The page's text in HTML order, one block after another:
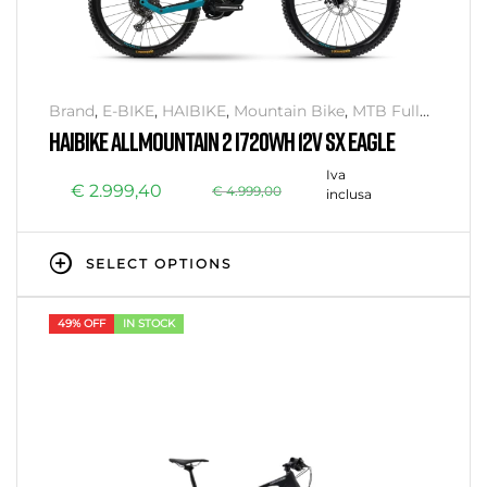
Brand, E-BIKE, HAIBIKE, Mountain Bike, MTB Full
Suspension
HAIBIKE ALLMOUNTAIN 2 I720WH 12V SX EAGLE
€4.999,00
€ 2.999,40
Iva
inclusa
SELECT OPTIONS
49% OFF IN STOCK